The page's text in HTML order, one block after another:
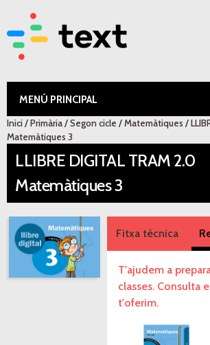
contingut
Text
Esteu aquí
Inici/Primària/Segon cicle /Matemàtiques /
Matemàtiques 3
LLIBRE DIGITAL TRAM 2.0
Matemàtiques 3
Fitxa tècnica
T'ajudem a
classes. Consulta
t'oferim.